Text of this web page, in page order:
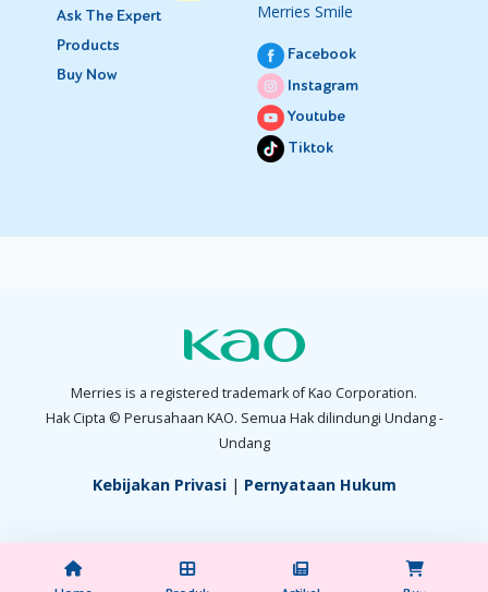
Ask The Expert
Products
Buy Now
Merries Smile
Facebook
Instagram
Youtube
Tiktok
Merries is a registered trademark of Kao Corporation.
Hak Cipta © Perusahaan KAO. Semua Hak dilindungi Undang -
Undang
Kebijakan Privasi| Pernyataan Hukum